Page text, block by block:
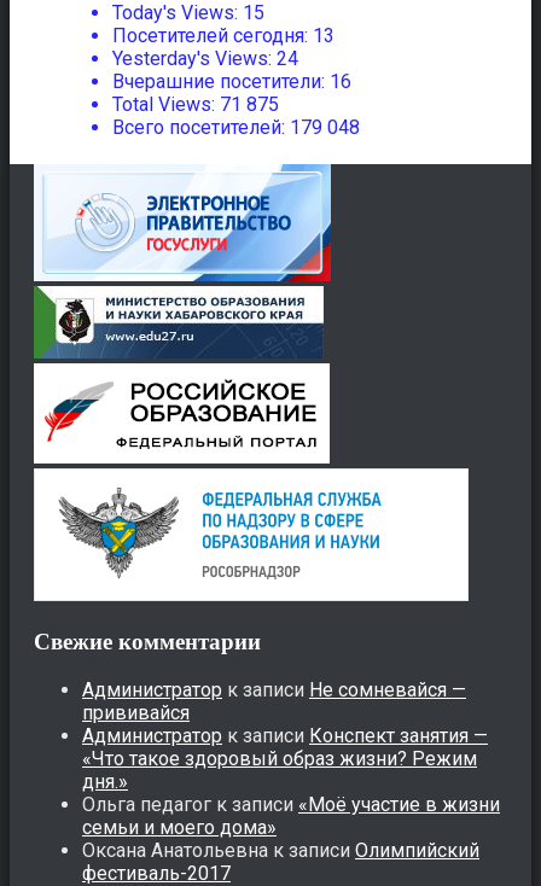
Today's Views: 15
Посетителей сегодня: 13
Yesterday's Views: 24
Вчерашние посетители: 16
Total Views: 71 875
Всего посетителей: 179 048
Свежие комментарии
Администратор к записи Не сомневайся —
прививайся
Администратор к записи Конспект занятия —
«Что такое здоровый образ жизни? Режим
дня.»
Ольга педагог к записи «Моё участие в жизни
семьи и моего дома»
Оксана Анатольевна к записи Олимпийский
фестиваль-2017